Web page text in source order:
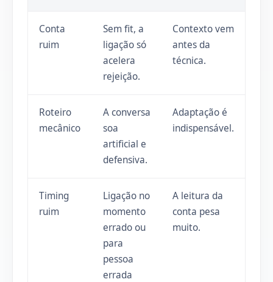
Conta
ruim
Sem fit, a
ligação só
acelera
rejeição.
Contexto vem
antes da
técnica.
Roteiro
mecânico
A conversa
soa
artificial e
defensiva.
Adaptação é
indispensável.
Timing
ruim
Ligação no
momento
errado ou
para
pessoa
errada
A leitura da
conta pesa
muito.